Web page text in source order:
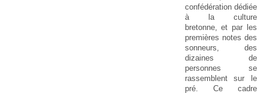
confédération dédiée
à la culture
bretonne, et par les
premières notes des
sonneurs, des
dizaines de
personnes se
rassemblent sur le
pré. Ce cadre